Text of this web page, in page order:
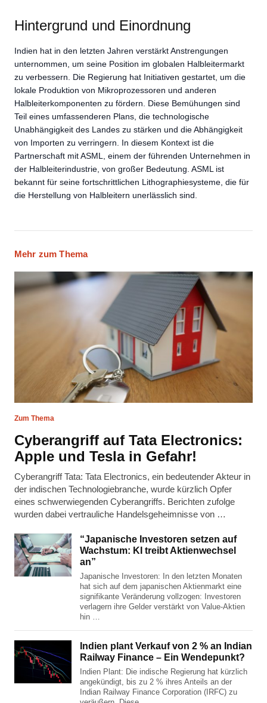
Hintergrund und Einordnung
Indien hat in den letzten Jahren verstärkt Anstrengungen
unternommen, um seine Position im globalen Halbleitermarkt
zu verbessern. Die Regierung hat Initiativen gestartet, um die
lokale Produktion von Mikroprozessoren und anderen
Halbleiterkomponenten zu fördern. Diese Bemühungen sind
Teil eines umfassenderen Plans, die technologische
Unabhängigkeit des Landes zu stärken und die Abhängigkeit
von Importen zu verringern. In diesem Kontext ist die
Partnerschaft mit ASML, einem der führenden Unternehmen in
der Halbleiterindustrie, von großer Bedeutung. ASML ist
bekannt für seine fortschrittlichen Lithographiesysteme, die für
die Herstellung von Halbleitern unerlässlich sind.
Mehr zum Thema
Zum Thema
Cyberangriff auf Tata Electronics:
Apple und Tesla in Gefahr!
Cyberangriff Tata: Tata Electronics, ein bedeutender Akteur in
der indischen Technologiebranche, wurde kürzlich Opfer
eines schwerwiegenden Cyberangriffs. Berichten zufolge
wurden dabei vertrauliche Handelsgeheimnisse von …
“Japanische Investoren setzen auf
Wachstum: KI treibt Aktienwechsel
an”
Japanische Investoren: In den letzten Monaten
hat sich auf dem japanischen Aktienmarkt eine
signifikante Veränderung vollzogen: Investoren
verlagern ihre Gelder verstärkt von Value-Aktien
hin …
Indien plant Verkauf von 2 % an Indian
Railway Finance – Ein Wendepunkt?
Indien Plant: Die indische Regierung hat kürzlich
angekündigt, bis zu 2 % ihres Anteils an der
Indian Railway Finance Corporation (IRFC) zu